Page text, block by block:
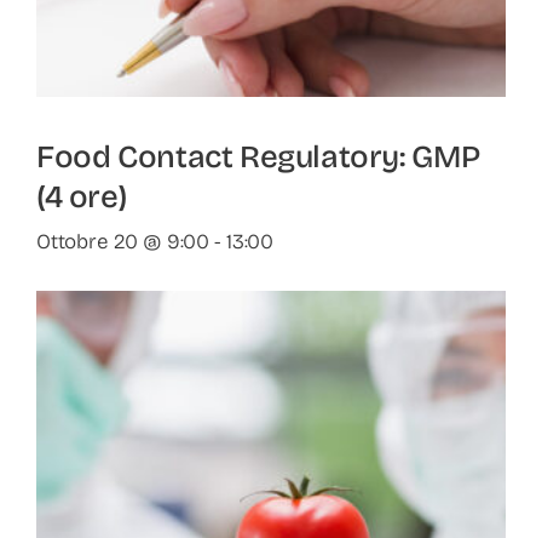
Food Contact Regulatory: GMP
(4 ore)
Ottobre 20 @ 9:00 - 13:00